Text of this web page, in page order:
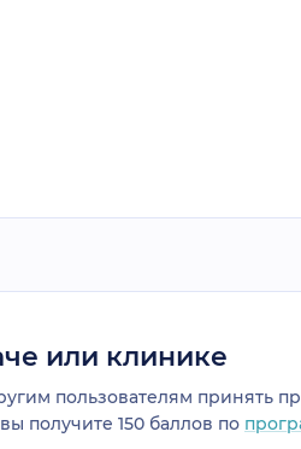
или клинике
пользователям принять
получите 150 баллов по